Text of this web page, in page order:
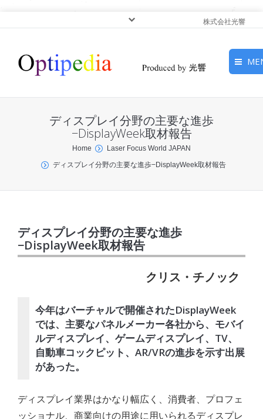
株式会社光響
ピックアップ
サービス
ディスプレイ分野の主要な進歩
−DisplayWeek取材報告
You are here:Home
Laser Focus World JAPAN
ディスプレイ分野の主要な進歩−DisplayWeek取材報告
ディスプレイ分野の主要な進歩
−DisplayWeek取材報告
クリス・チノック
今年はバーチャルで開催されたDisplayWeek
では、主要なパネルメーカー各社から、モバイ
ルディスプレイ、ゲームディスプレイ、TV、
自動車コックピット、AR/VRの進歩を示す出展
があった。
ディスプレイ業界はかなり幅広く、消費者、プロフェ
ッショナル、商業向けの用途に用いられるディスプレ